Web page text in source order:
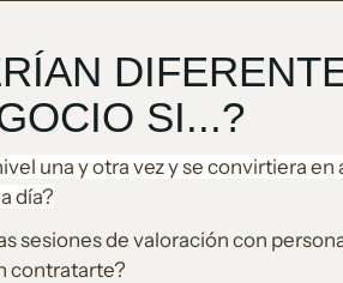
SI...?
una y otra vez y se convirtiera en
día?
sesiones de valoración con
contratarte?